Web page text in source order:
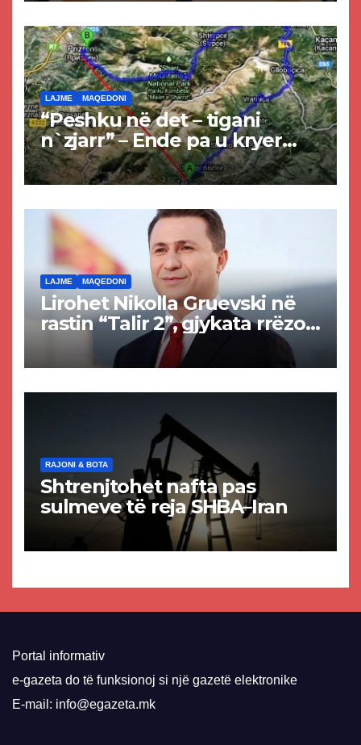
LAJME MAQEDONI
“Peshku në det – tigani
n`zjarr” – Ende pa u kryer
projekti i tunelit, komuna e
Tetovës nis punimet për
LAJME MAQEDONI
Lirohet Nikolla Gruevski në
rastin “Talir 2”, gjykata rrëzon
akuzat për ndërtimin e
paligjshëm të selisë së
RAJONI & BOTA
Shtrenjtohet nafta pas
sulmeve të reja SHBA–Iran
Portal informativ
e-gazeta do të funksionoj si një gazetë elektronike
E-mail: info@egazeta.mk